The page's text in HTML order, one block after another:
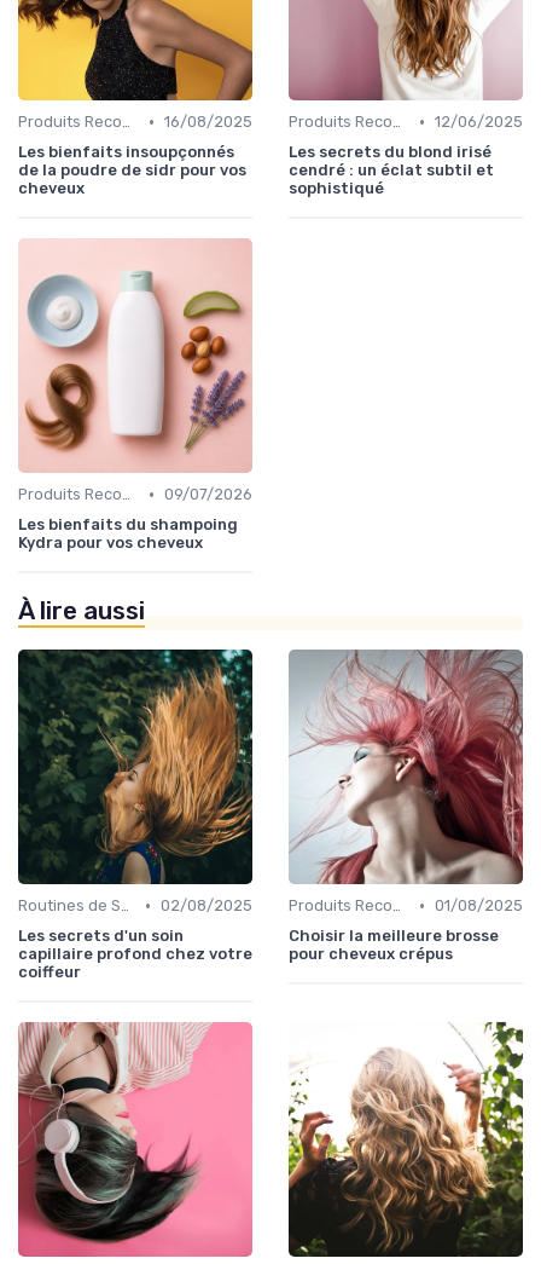
Produits Recommandés • 16/08/2025
Les bienfaits insoupçonnés
de la poudre de sidr pour vos
cheveux
Produits Recommandés • 12/06/2025
Les secrets du blond irisé
cendré : un éclat subtil et
sophistiqué
Produits Recommandés • 09/07/2026
Les bienfaits du shampoing
Kydra pour vos cheveux
À lire aussi
Routines de Soins Capillaires • 02/08/2025
Les secrets d'un soin
capillaire profond chez votre
coiffeur
Produits Recommandés • 01/08/2025
Choisir la meilleure brosse
pour cheveux crépus